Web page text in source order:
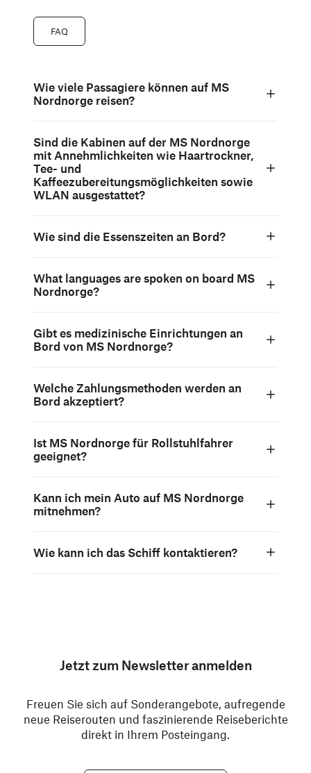
FAQ
Wie viele Passagiere können auf MS
Nordnorge reisen?
Sind die Kabinen auf der MS Nordnorge
mit Annehmlichkeiten wie Haartrockner,
Tee- und
Kaffeezubereitungsmöglichkeiten sowie
WLAN ausgestattet?
Wie sind die Essenszeiten an Bord?
What languages are spoken on board MS
Nordnorge?
Gibt es medizinische Einrichtungen an
Bord von MS Nordnorge?
Welche Zahlungsmethoden werden an
Bord akzeptiert?
Ist MS Nordnorge für Rollstuhlfahrer
geeignet?
Kann ich mein Auto auf MS Nordnorge
mitnehmen?
Wie kann ich das Schiff kontaktieren?
Jetzt zum Newsletter anmelden
Freuen Sie sich auf Sonderangebote, aufregende
neue Reiserouten und faszinierende Reiseberichte
direkt in Ihrem Posteingang.